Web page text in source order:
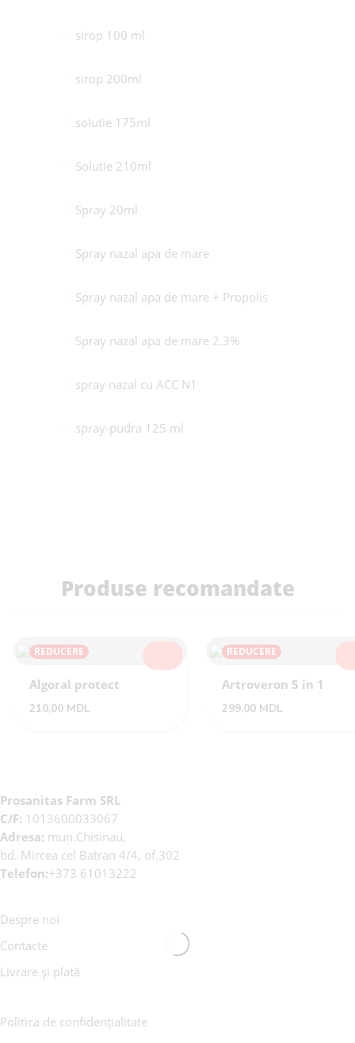
sirop 100 ml
sirop 200ml
solutie 175ml
Solutie 210ml
Spray 20ml
Spray nazal apa de mare
Spray nazal apa de mare + Propolis
Spray nazal apa de mare 2.3%
spray nazal cu ACC N1
spray-pudra 125 ml
Produse recomandate
REDUCERE
Algoral protect
210,00 MDL
REDUCERE
Artroveron 5 in 1
299,00 MDL
Prosanitas Farm SRL
C/F: 1013600033067
Adresa: mun.Chisinau,
bd. Mircea cel Batran 4/4, of.302
Telefon:+373 61013222
Despre noi
Contacte
Livrare și plată
Politica de confidențialitate